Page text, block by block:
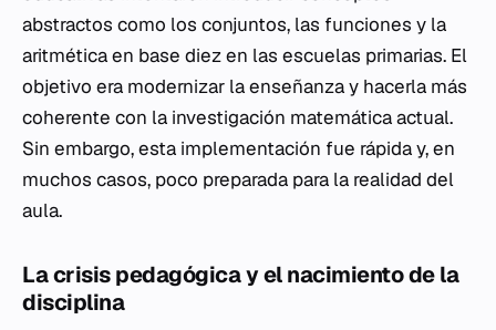
abstractos como los conjuntos, las funciones y la
aritmética en base diez en las escuelas primarias. El
objetivo era modernizar la enseñanza y hacerla más
coherente con la investigación matemática actual.
Sin embargo, esta implementación fue rápida y, en
muchos casos, poco preparada para la realidad del
aula.
La crisis pedagógica y el nacimiento de la
disciplina